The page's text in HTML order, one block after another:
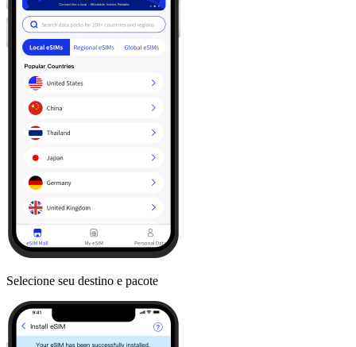
Selecione seu destino e pacote